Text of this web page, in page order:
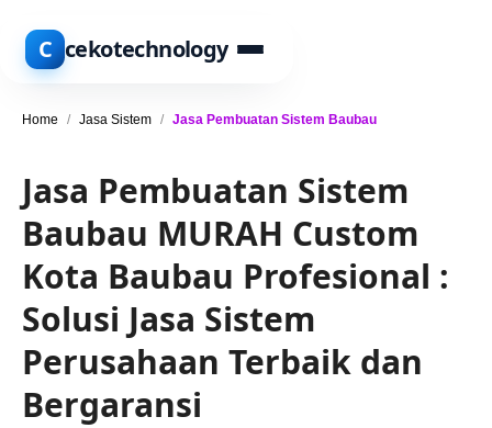
C cekotechnology
Home / Jasa Sistem / Jasa Pembuatan Sistem Baubau
Jasa Pembuatan Sistem
Baubau MURAH Custom
Kota Baubau Profesional :
Solusi Jasa Sistem
Perusahaan Terbaik dan
Bergaransi